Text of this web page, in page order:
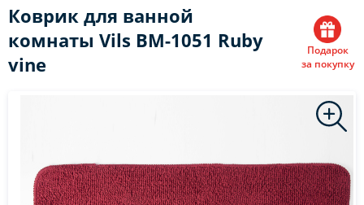
Коврик для ванной
комнаты Vils BM-1051 Ruby
vine
Подарок
за покупку